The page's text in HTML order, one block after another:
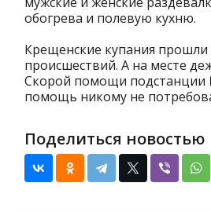
обогрева и полевую кухню.
Крещенские купания прошли
происшествий. А на месте
Скорой помощи подстанции
помощь никому не
Поделиться новостью